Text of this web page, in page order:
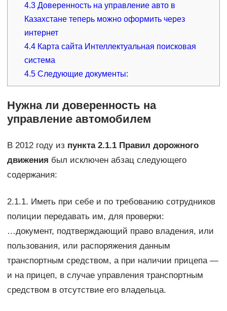
4.3 Доверенность на управление авто в
Казахстане теперь можно оформить через
интернет
4.4 Карта сайта Интеллектуальная поисковая
система
4.5 Следующие документы:
Нужна ли доверенность на
управление автомобилем
В 2012 году из пункта 2.1.1 Правил дорожного
движения был исключен абзац следующего
содержания:
2.1.1. Иметь при себе и по требованию сотрудников
полиции передавать им, для проверки:
…документ, подтверждающий право владения, или
пользования, или распоряжения данным
транспортным средством, а при наличии прицепа —
и на прицеп, в случае управления транспортным
средством в отсутствие его владельца.